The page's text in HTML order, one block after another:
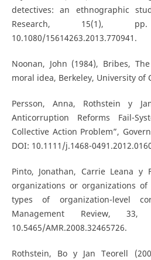
detectives: an ethnographic
Research, 15(1),
10.1080/15614263.2013.770941.
Noonan, John (1984), Bribes,
moral idea, Berkeley, University of
Persson, Anna, Rothstein y
Anticorruption Reforms Fail-
Collective Action Problem”,
DOI: 10.1111/j.1468-
Pinto, Jonathan, Carrie Leana y
organizations or organizations
types of organization-level
Management Review,
10.5465/AMR.2008.32465726.
Rothstein, Bo y Jan Teorell